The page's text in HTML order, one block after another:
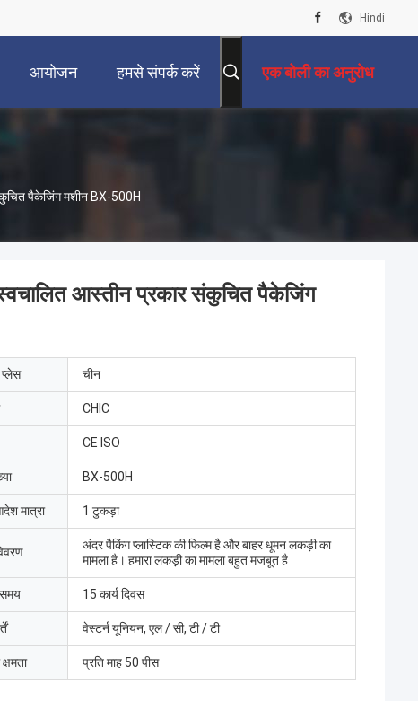
Hindi
आयोजन हमसे संपर्क करें एक बोली का अनुरोध
पैकेजिंग मशीन BX-500H
आस्तीन प्रकार संकुचित पैकेजिंग
प्लेस चीन
CHIC
CE ISO
BX-500H
मात्रा 1 टुकड़ा
अंदर पैकिंग प्लास्टिक की फिल्म है और बाहर धूमन लकड़ी का
मामला है। हमारा लकड़ी का मामला बहुत मजबूत है
15 कार्य दिवस
वेस्टर्न यूनियन, एल / सी, टी / टी
प्रति माह 50 पीस